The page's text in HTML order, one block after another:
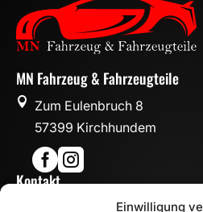
Einwilligung
MN Fahrzeug & Fahrzeugteile

Zum Eulenbruch 8
57399 Kirchhundem

Kontakt
info@mn-fahrzeugteile.de